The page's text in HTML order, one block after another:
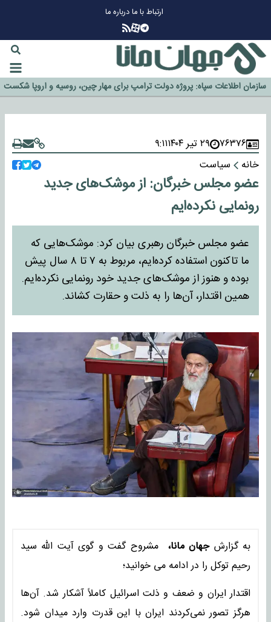
ارتباط با مادرباره ما
گزینه جدایی اوسمار روی میز مدیران پرسپولیس
آیا رئیس جمهور آمریکا قانون را دور می‌زند؟
اخراج رسمی چهره نامدار از پرسپولیس
سازمان اطلاعات سپاه: پروژه دولت ترامپ برای مهار چین، روسیه و اروپا شکست
خورد
۷۶۳۷۶ ۲۹ تیر ۱۴۰۴
۹:۱۱
خانه
سیاست
عضو مجلس خبرگان: از موشک‌های جدید
رونمایی نکرده‌ایم
عضو مجلس خبرگان رهبری بیان کرد: موشک‌هایی که
ما تاکنون استفاده کرده‌ایم، مربوط به ۷ تا ۸ سال پیش
بوده و هنوز از موشک‌های جدید خود رونمایی نکرده‌ایم.
همین اقتدار، آن‌ها را به ذلت و حقارت کشاند.
به گزارشجهان مانا، مشروح گفت و گوی آیت الله سید
رحیم توکل را در ادامه می خوانید؛
اقتدار ایران و ضعف و ذلت اسرائیل کاملاً آشکار شد. آن‌ها
هرگز تصور نمی‌کردند ایران با این قدرت وارد میدان شود.